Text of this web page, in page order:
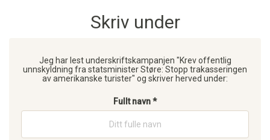
Skriv under
Jeg har lest underskriftskampanjen "Krev offentlig
unnskyldning fra statsminister Støre: Stopp trakasseringen
av amerikanske turister" og skriver herved under:
Fullt navn *